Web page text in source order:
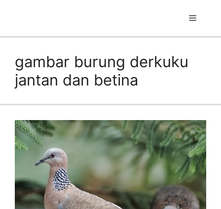
Menu
gambar burung derkuku
jantan dan betina